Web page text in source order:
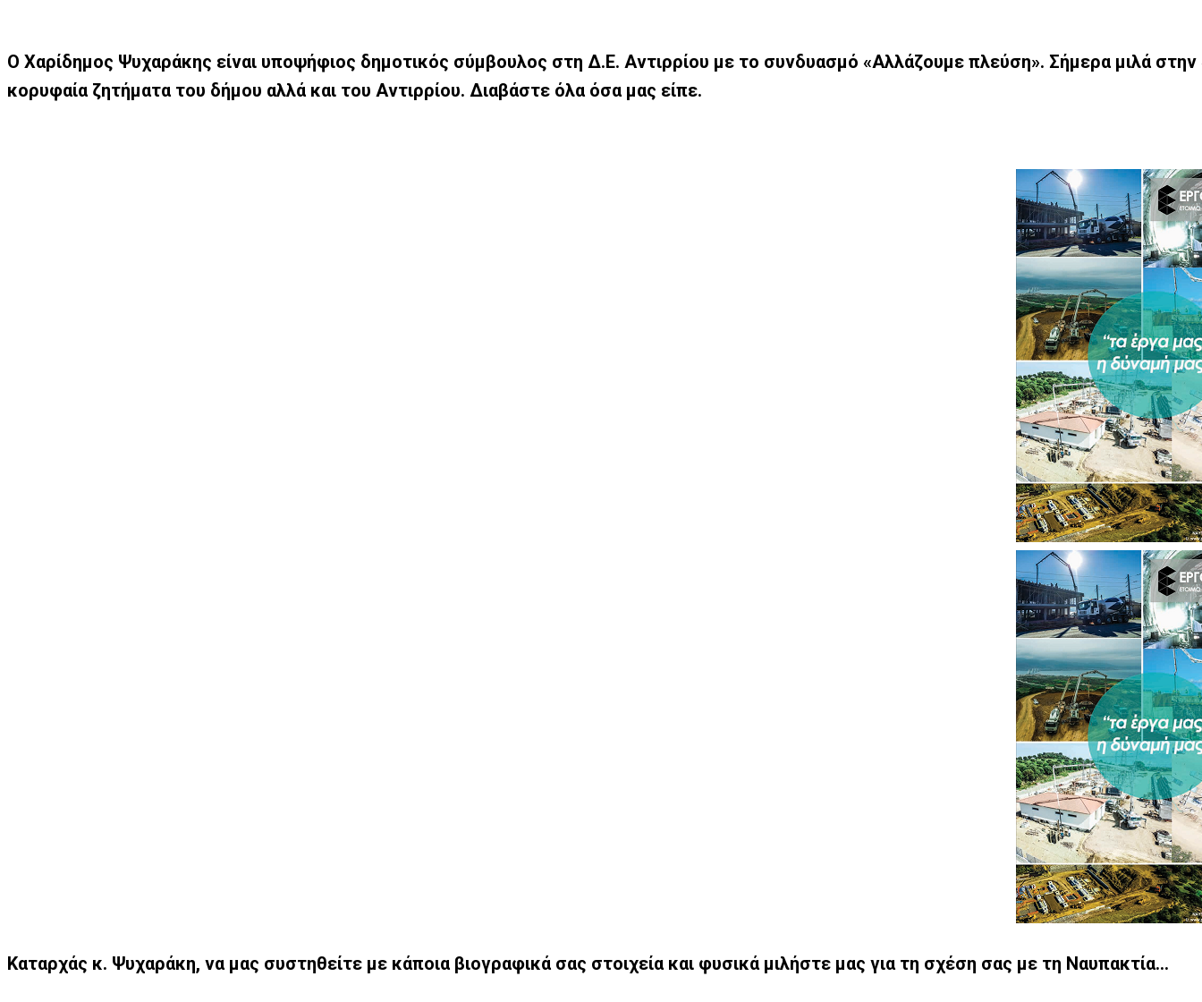
Ο Χαρίδημος Ψυχαράκης είναι υποψήφιος δημοτικός σύμβουλος στη Δ.Ε. Αντιρρίου με το συνδυασμό «Αλλάζουμε πλεύση». Σήμερα μιλά
κορυφαία ζητήματα του δήμου αλλά και του Αντιρρίου. Διαβάστε όλα όσα μας είπε.
Καταρχάς κ. Ψυχαράκη, να μας συστηθείτε με κάποια βιογραφικά σας στοιχεία και φυσικά μιλήστε μας για τη σχέση σας με τη Ναυπακτία…